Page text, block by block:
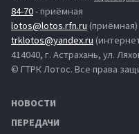
84-70- приёмная
lotos@lotos.rfn.ru (приёмная)
trklotos@yandex.ru
414040, г. Астрахань, ул.
© ГТРК Лотос. Все права
НОВОСТИ
ПЕРЕДАЧИ